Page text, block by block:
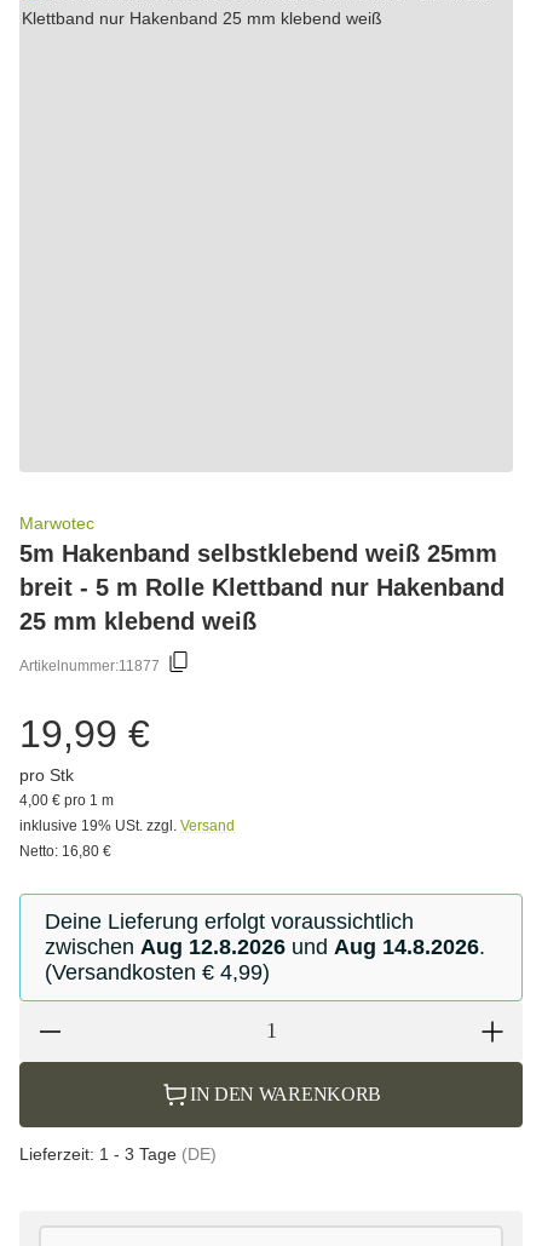
Marwotec
5m Hakenband selbstklebend weiß 25mm
breit - 5 m Rolle Klettband nur Hakenband
25 mm klebend weiß
Artikelnummer:11877
19,99 €
pro Stk
4,00 € pro 1 m
inklusive 19% USt. zzgl. Versand
Netto: 16,80 €
Deine Lieferung erfolgt voraussichtlich
zwischen Aug 12.8.2026 und Aug 14.8.2026.
(Versandkosten € 4,99)
IN DEN WARENKORB
Lieferzeit: 1 - 3 Tage (DE)